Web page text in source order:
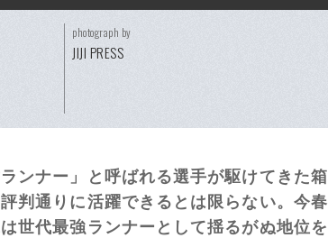
photograph by
JIJI PRESS
ンナー」と呼ばれる選手が駆けてきた
判通りに活躍できるとは限らない。今
世代最強ランナーとして揺るがぬ地位